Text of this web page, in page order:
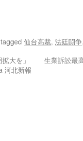
仙台高裁, 法廷闘争
拡大を」
河北新報
生業訴訟最